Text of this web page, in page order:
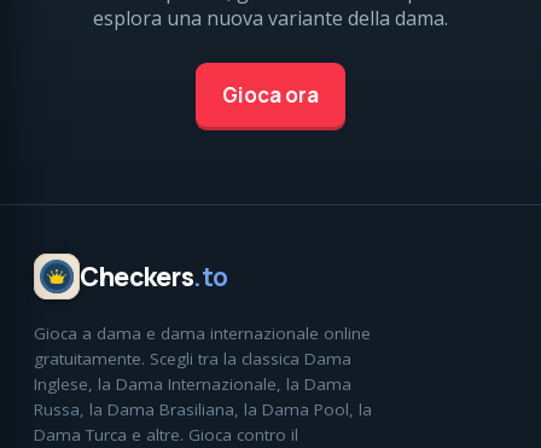
esplora una nuova variante della dama.
Gioca ora
Checkers.to
Gioca a dama e dama internazionale online
gratuitamente. Scegli tra la classica Dama
Inglese, la Dama Internazionale, la Dama
Russa, la Dama Brasiliana, la Dama Pool, la
Dama Turca e altre. Gioca contro il